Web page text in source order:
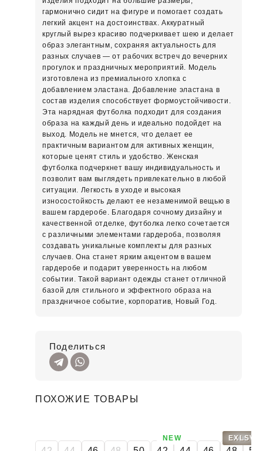
гармонично сидит на фигуре и помогает создать
легкий акцент на достоинствах. Аккуратный
круглый вырез красиво подчеркивает шею и делает
образ элегантным, сохраняя актуальность для
разных случаев — от рабочих встреч до вечерних
прогулок и праздничных мероприятий. Модель
изготовлена из премиального хлопка с
добавлением эластана. Добавление эластана в
состав изделия способствует формоустойчивости.
Эта нарядная футболка подходит для создания
образа на каждый день и идеально подойдет на
выход. Модель не мнется, что делает ее
практичным вариантом для активных женщин,
которые ценят стиль и удобство. Женская
футболка подчеркнет вашу индивидуальность и
позволит вам выглядеть привлекательно в любой
ситуации. Легкость в уходе и высокая
износостойкость делают ее незаменимой вещью в
вашем гардеробе. Благодаря сочному дизайну и
качественной отделке, футболка легко сочетается
с различными элементами гардероба, позволяя
создавать уникальные комплекты для разных
случаев. Она станет ярким акцентом в вашем
гардеробе и подарит уверенность на любом
событии. Такой вариант одежды станет отличной
базой для стильного и эффектного образа на
праздничное событие, корпоратив, Новый Год.
Поделиться
ПОХОЖИЕ ТОВАРЫ
EXLSV
NEW